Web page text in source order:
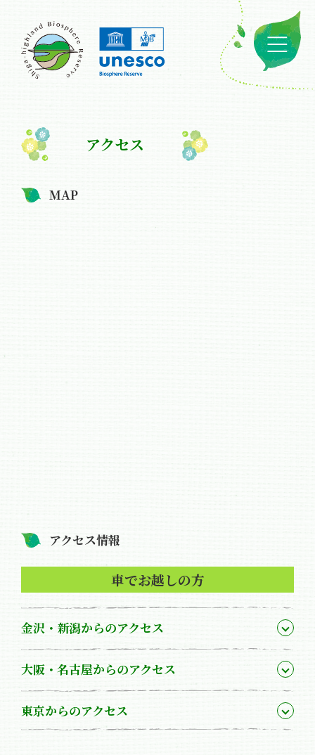
アクセス
MAP
アクセス情報
車でお越しの方
金沢・新潟からのアクセス
大阪・名古屋からのアクセス
東京からのアクセス